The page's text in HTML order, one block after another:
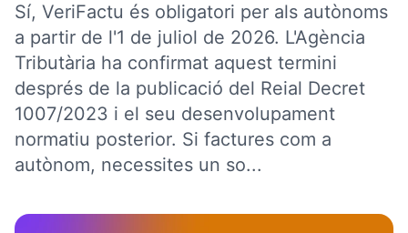
Sí, VeriFactu és obligatori per als autònoms
a partir de l'1 de juliol de 2026. L'Agència
Tributària ha confirmat aquest termini
després de la publicació del Reial Decret
1007/2023 i el seu desenvolupament
normatiu posterior. Si factures com a
autònom, necessites un so...